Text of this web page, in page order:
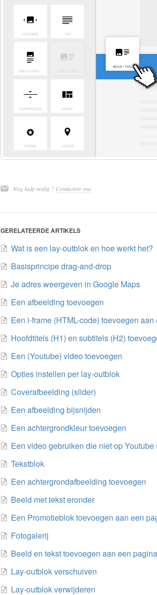
Nog hulp nodig ? Contacteer ons
GERELATEERDE ARTIKELS
Wat is een lay-outblok en hoe werkt het?
Basisprincipe drag-and-drop
Je adres weergeven in Google Maps
Een afbeelding toevoegen
Een i-frame (HTML-code) toevoegen
Hoofdtitels (H1) en subtitels (H2)
Een (Youtube) video toevoegen
Opties instellen per lay-outblok
Coverafbeelding (slider)
Een afbeelding bijsnijden
Een achtergrondkleur toevoegen
Een video gebruiken die niet op Youtube
Tekstblok
Een achtergrondafbeelding toevoegen
Beeld met tekst eronder
Een Promotieblok toevoegen aan een
Fotogalerij
Beeld en tekst toevoegen aan een pagina
Lay-outblok verschuiven
Lay-outblok verwijderen